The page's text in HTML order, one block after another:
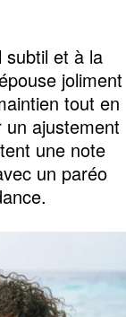
subtil et à la
joliment
tout en
ajustement
une note
un paréo